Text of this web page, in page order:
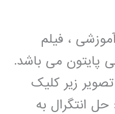
، فیلم
پایتون می باشد.
زیر کلیک
به